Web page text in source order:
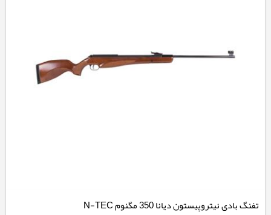
تفنگ بادی نیتروپیستون دیانا 350 مگنوم N-TEC